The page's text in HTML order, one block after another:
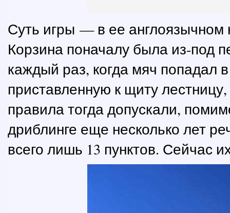
Суть игры — в ее англоязычном
Корзина поначалу была из-под
каждый раз, когда мяч попадал
приставленную к щиту
правила тогда допускали,
дриблинге еще несколько лет
всего лишь 13 пунктов. Сейчас